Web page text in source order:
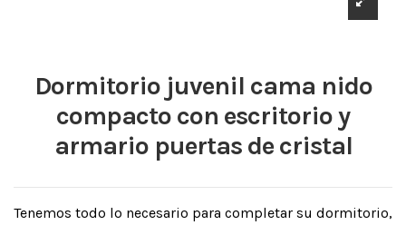
Dormitorio juvenil cama nido
compacto con escritorio y
armario puertas de cristal
Tenemos todo lo necesario para completar su dormitorio,